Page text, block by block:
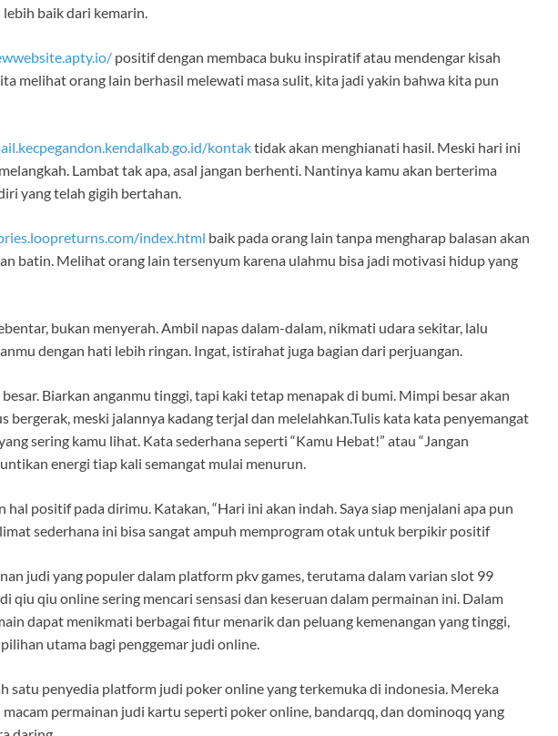
baik dari kemarin.
positif dengan membaca buku inspiratif atau mendengar kisah
melihat orang lain berhasil melewati masa sulit, kita jadi yakin bahwa kita pun
kontaktidak akan menghianati hasil. Meski hari ini
Lambat tak apa, asal jangan berhenti. Nantinya kamu akan berterima
yang telah gigih bertahan.
index.html baik pada orang lain tanpa mengharap balasan akan
batin. Melihat orang lain tersenyum karena ulahmu bisa jadi motivasi hidup yang
bukan menyerah. Ambil napas dalam-dalam, nikmati udara sekitar, lalu
dengan hati lebih ringan. Ingat, istirahat juga bagian dari perjuangan.
Biarkan anganmu tinggi, tapi kaki tetap menapak di bumi. Mimpi besar akan
bergerak, meski jalannya kadang terjal dan melelahkan.Tulis kata kata penyemangat
sering kamu lihat. Kata sederhana seperti “Kamu Hebat!” atau “Jangan
energi tiap kali semangat mulai menurun.
hal positif pada dirimu. Katakan, “Hari ini akan indah. Saya siap menjalani apa pun
sederhana ini bisa sangat ampuh memprogram otak untuk berpikir positif
judi yang populer dalam platform pkv games, terutama dalam varian slot 99
qiu qiu online sering mencari sensasi dan keseruan dalam permainan ini. Dalam
dapat menikmati berbagai fitur menarik dan peluang kemenangan yang tinggi,
utama bagi penggemar judi online.
satu penyedia platform judi poker online yang terkemuka di indonesia. Mereka
permainan judi kartu seperti poker online, bandarqq, dan dominoqq yang